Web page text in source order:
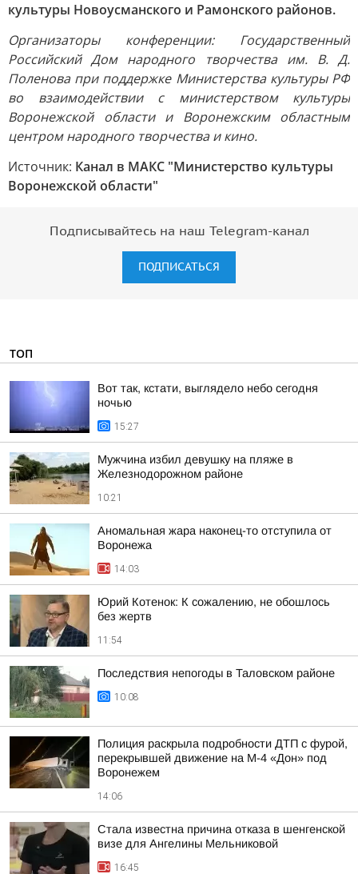
культуры Новоусманского и Рамонского районов.
Организаторы конференции: Государственный
Российский Дом народного творчества им. В. Д.
Поленова при поддержке Министерства культуры РФ
во взаимодействии с министерством культуры
Воронежской области и Воронежским областным
центром народного творчества и кино.
Источник: Канал в МАКС "Министерство культуры
Воронежской области"
Подписывайтесь на наш Telegram-канал
ПОДПИСАТЬСЯ
ТОП
Вот так, кстати, выглядело небо сегодня
ночью
15:27
Мужчина избил девушку на пляже в
Железнодорожном районе
10:21
Аномальная жара наконец-то отступила от
Воронежа
14:03
Юрий Котенок: К сожалению, не обошлось
без жертв
11:54
Последствия непогоды в Таловском районе
10:08
Полиция раскрыла подробности ДТП с фурой,
перекрывшей движение на М-4 «Дон» под
Воронежем
14:06
Стала известна причина отказа в шенгенской
визе для Ангелины Мельниковой
16:45